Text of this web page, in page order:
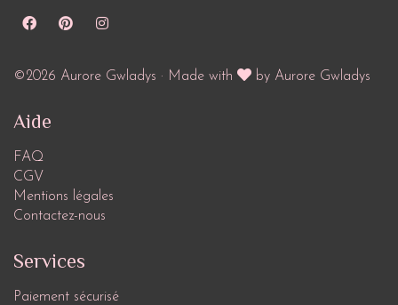
©2026 Aurore Gwladys · Made with by Aurore Gwladys
Aide
FAQ
CGV
Mentions légales
Contactez-nous
Services
Paiement sécurisé